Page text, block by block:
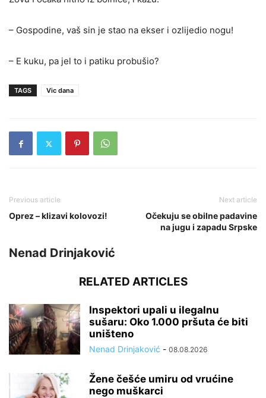
– Gospodine, vaš sin je stao na ekser i ozlijedio nogu!
– E kuku, pa jel to i patiku probušio?
TAGS Vic dana
Previous article
Oprez – klizavi kolovozi!
Next article
Očekuju se obilne padavine
na jugu i zapadu Srpske
Nenad Drinjaković
RELATED ARTICLES
Inspektori upali u ilegalnu
sušaru: Oko 1.000 pršuta će biti
uništeno
Nenad Drinjaković - 08.08.2026
Žene češće umiru od vrućine
nego muškarci